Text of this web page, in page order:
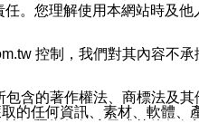
。您理解使用本網站時及
控制，我們對其內容不
含的著作權法、商標法及其
的任何資訊、素材、軟體、